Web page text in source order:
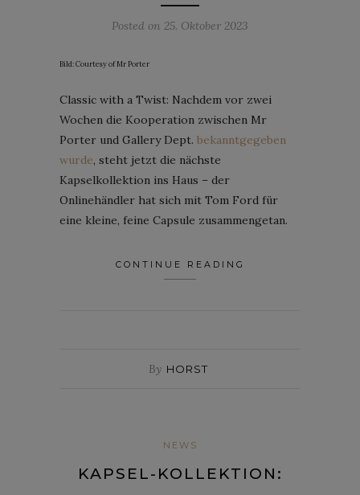
Posted on 25. Oktober 2023
Bild: Courtesy of Mr Porter
Classic with a Twist: Nachdem vor zwei
Wochen die Kooperation zwischen Mr
Porter und Gallery Dept. bekanntgegeben
wurde, steht jetzt die nächste
Kapselkollektion ins Haus – der
Onlinehändler hat sich mit Tom Ford für
eine kleine, feine Capsule zusammengetan.
CONTINUE READING
By HORST
NEWS
KAPSEL-KOLLEKTION: